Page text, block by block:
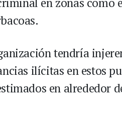
tendría
ilícitas en estos
en alrededor